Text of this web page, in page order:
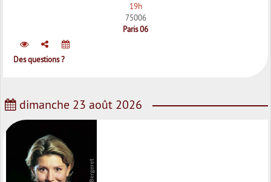
19h
75006
Paris 06
Des questions ?
dimanche 23 août 2026